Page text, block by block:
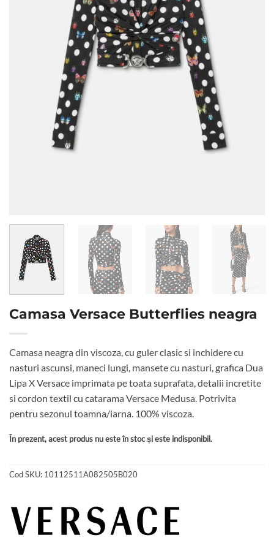
Camasa Versace Butterflies neagra
Camasa neagra din viscoza, cu guler clasic si inchidere cu
nasturi ascunsi, maneci lungi, mansete cu nasturi, grafica Dua
Lipa X Versace imprimata pe toata suprafata, detalii incretite
si cordon textil cu catarama Versace Medusa. Potrivita
pentru sezonul toamna/iarna. 100% viscoza.
În prezent, acest produs nu este în stoc și este indisponibil.
Cod SKU: 10112511A082505B020